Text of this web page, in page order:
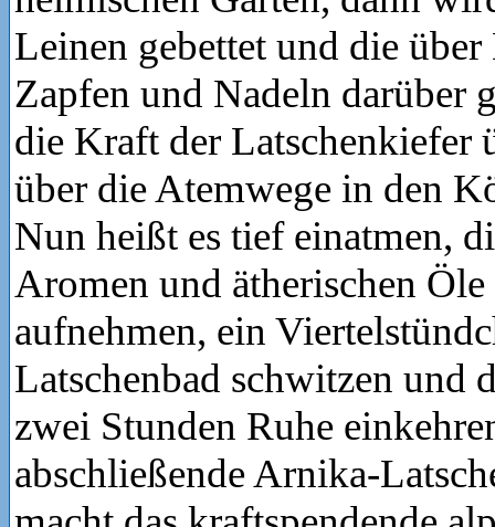
Leinen gebettet und die
Zapfen und Nadeln darüber
die Kraft der Latschenkiefer
über die Atemwege in den
Nun heißt es tief einatmen,
Aromen und ätherischen
aufnehmen, ein
Latschenbad schwitzen und
zwei Stunden Ruhe
abschließende Arnika-